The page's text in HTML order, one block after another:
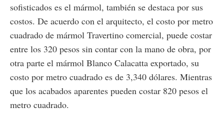
sofisticados es el mármol, también se destaca por sus
costos. De acuerdo con el arquitecto, el costo por metro
cuadrado de mármol Travertino comercial, puede costar
entre los 320 pesos sin contar con la mano de obra, por
otra parte el mármol Blanco Calacatta exportado, su
costo por metro cuadrado es de 3,340 dólares. Mientras
que los acabados aparentes pueden costar 820 pesos el
metro cuadrado.